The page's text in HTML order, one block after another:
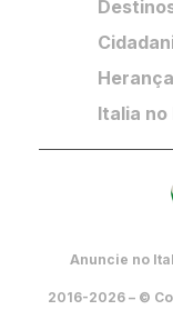
Italia no
Anuncie no
2016-2026 – ©